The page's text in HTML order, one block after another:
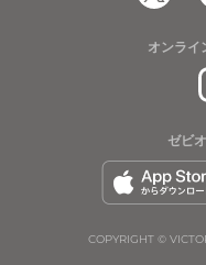
オンライ
ゼビ
COPYRIGHT ©